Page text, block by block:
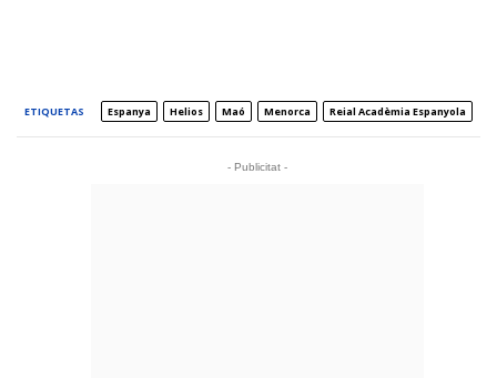
ETIQUETAS Espanya Helios Maó Menorca Reial Acadèmia Espanyola
- Publicitat -